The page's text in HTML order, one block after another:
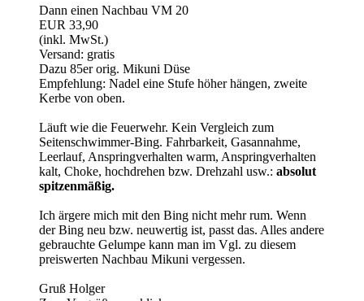
Dann einen Nachbau VM 20
EUR 33,90
(inkl. MwSt.)
Versand: gratis
Dazu 85er orig. Mikuni Düse
Empfehlung: Nadel eine Stufe höher hängen, zweite
Kerbe von oben.
Läuft wie die Feuerwehr. Kein Vergleich zum
Seitenschwimmer-Bing. Fahrbarkeit, Gasannahme,
Leerlauf, Anspringverhalten warm, Anspringverhalten
kalt, Choke, hochdrehen bzw. Drehzahl usw.: absolut
spitzenmäßig.
Ich ärgere mich mit den Bing nicht mehr rum. Wenn
der Bing neu bzw. neuwertig ist, passt das. Alles andere
gebrauchte Gelumpe kann man im Vgl. zu diesem
preiswerten Nachbau Mikuni vergessen.
Gruß Holger